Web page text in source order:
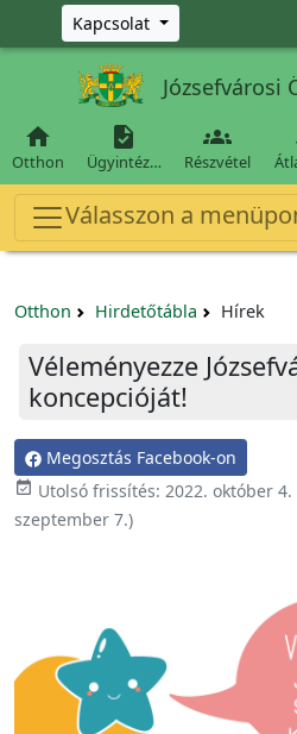
Ugrás a fő tartalomra
Kapcsolat
Józsefvárosi

Otthon

Ügyintéz…

Részvétel
Válasszon a
Otthon Hirdetőtábla Hírek
Véleményezze
koncepcióját!
Megosztás Facebook-on
 Utolsó frissítés: 2022. október 4.
szeptember 7.)